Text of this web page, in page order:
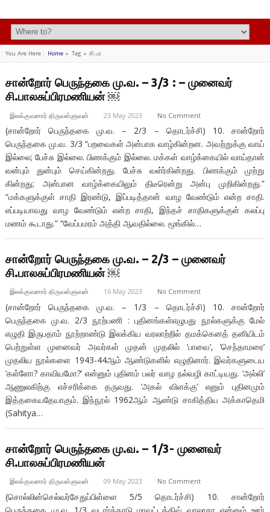
You Are Here : Home» Tag » சி.பா.
சான்றோர் பெருந்தகை மு.வ. – 3/3 : – முனைவர்
சி.பாலசுப்பிரமணியன் ￼
இலக்குவனார் திருவள்ளுவன் 23 May 2023 No Comment
(சான்றோர் பெருந்தகை மு.வ. – 2/3 – தொடர்ச்சி) 10. சான்றோர்
பெருந்தகை மு.வ. 3/3 “பறவைகள் அன்பாக வாழ்கின்றன. அவற்றுக்கு வாய்
இல்லை; பேச்சு இல்லை. பிணக்கும் இல்லை. மக்கள் வாழ்க்கையில் வாய்தான்
வன்பும் துன்பும் செய்கின்றது. பேச்சு வள்ர்கின்றது. பிணக்கும் முற்று
கின்றது; அன்பான வாழ்க்கையிலும் திடீரென்று அன்பு முறிகின்றது.”
“மக்களுக்குள் சாதி இரண்டு, இப்படித்தான் வாழ வேண்டும் என்ற சாதி.
எப்படியாவது வாழ வேண்டும் என்ற சாதி, இந்தச் சாதிகளுக்குள் கலப்பு
மணம் கூடாது.” “வேப்பமரம் அத்தி ஆவதில்லை. மூங்கில்…
சான்றோர் பெருந்தகை மு.வ. – 2/3 – முனைவர்
சி.பாலசுப்பிரமணியன் ￼
இலக்குவனார் திருவள்ளுவன் 16 May 2023 No Comment
(சான்றோர் பெருந்தகை மு.வ. – 1/3 – தொடர்ச்சி) 10. சான்றோர்
பெருந்தகை மு.வ. 2/3 நூற்பணி : புதினங்கள்எழுபது நூல்களுக்கு மேல்
எழுதி இருபதாம் நூற்றாண்டு இலக்கிய வரலாற்றில் தமக்கெனத் தனியிடம்
பெற்றுள்ள முனைவர் அவர்கள் முதன் முதலில் ‘பாவை’, ‘செந்தாமரை’
முதலிய நூல்களை 1943-44ஆம் ஆண்டுகளில் எழுதினார். இவர்களுடைய
‘கள்ளோ? காவியமோ?’ என்னும் புதினம் பலர் வாழ நல்வழி காட்டியது. ‘அல்லி’
ஆணுலகிற்கு எச்சரிக்கை தருவது. ‘அகல் விளக்கு’ எனும் புதினமும்
இத்தகையதேயாகும். இந்நூல் 1962ஆம் ஆண்டு சாகித்திய அக்காதெமி
(Sahitya…
சான்றோர் பெருந்தகை மு.வ. – 1/3- முனைவர்
சி.பாலசுப்பிரமணியன்
இலக்குவனார் திருவள்ளுவன் 09 May 2023 No Comment
(சொல்லின்செல்வர்சேதுப்பிள்ளை 5/5 தொடர்ச்சி) 10. சான்றோர்
பெருந்தகை மு.வ. 1/3 வடார்க்காடு மாவட்டத்திவ் வாலாசா என்னும் ஊர்